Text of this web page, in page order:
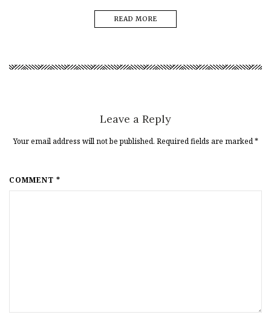
READ MORE
Leave a Reply
Your email address will not be published. Required fields are marked*
COMMENT *